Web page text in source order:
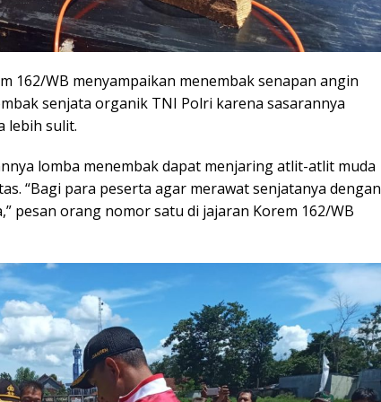
162/WB menyampaikan menembak senapan angin
senjata organik TNI Polri karena sasarannya
lebih sulit.
lomba menembak dapat menjaring atlit-atlit muda
“Bagi para peserta agar merawat senjatanya dengan
pesan orang nomor satu di jajaran Korem 162/WB